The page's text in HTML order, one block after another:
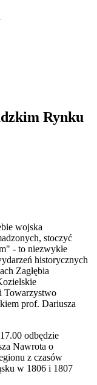
Rynku
wojska
stoczyć
- to niezwykłe
historycznych
Zagłębia
Towarzystwo
prof. Dariusza
odbędzie
Nawrota o
z czasów
w 1806 i 1807